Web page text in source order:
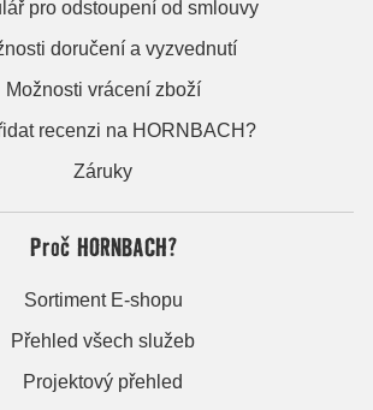
pro odstoupení od smlouvy
doručení a vyzvednutí
Možnosti vrácení zboží
recenzi na HORNBACH?
Záruky
Proč HORNBACH?
Sortiment E-shopu
Přehled všech služeb
Projektový přehled